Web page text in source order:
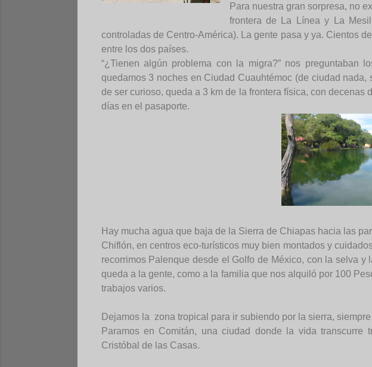
Para nuestra gran sorpresa, no
frontera de La Línea y La
controladas de Centro-América). La gente pasa y ya. Cientos
entre los dos países.
“¿Tienen algún problema con la migra?” nos
quedamos 3 noches en Ciudad Cuauhtémoc (de ciudad
de ser curioso, queda a 3 km de la frontera física, con
días en el pasaporte.
Hay mucha agua que baja de la Sierra de Chiapas hacia las
Chiflón, en centros eco-turísticos muy bien montados y
recorrimos Palenque desde el Golfo de México, con la selva
queda a la gente, como a la familia que nos alquiló por 100
trabajos varios.
Dejamos la zona tropical para ir subiendo por la sierra,
Paramos en Comitán, una ciudad donde la vida
Cristóbal de las Casas.